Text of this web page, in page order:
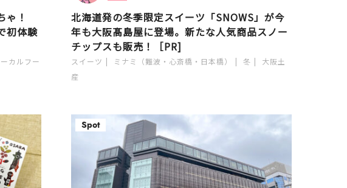
ゃ！
初体験
カルフー
北海道発の冬季限定スイーツ「SNOWS」が今
年も大阪髙島屋に登場。新たな人気商品スノー
チップスも販売！［PR]
スイーツ ミナミ（難波・心斎橋・日本橋） 冬
大阪土
産
Spot